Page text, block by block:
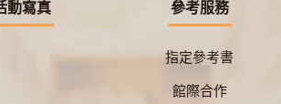
動寫真 參考服務
指定參考書
館際合作